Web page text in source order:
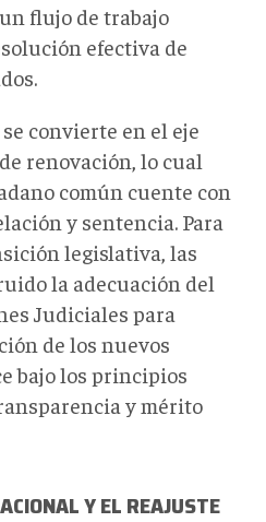
flujo de trabajo
efectiva de
convierte en el eje
renovación, lo cual
común cuente con
y sentencia. Para
legislativa, las
la adecuación del
Judiciales para
de los nuevos
bajo los principios
y mérito
Y EL REAJUSTE